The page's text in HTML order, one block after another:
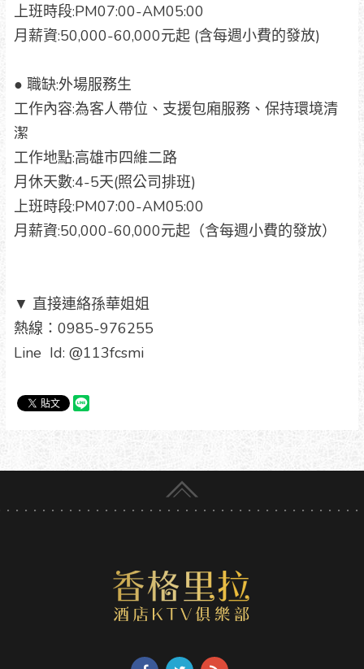
上班時段:PM07:00-AM05:00
月薪資:50,000-60,000元起 (含每週小費的發放)
● 職缺:外場服務生
工作內容:為客人帶位、支援包廂服務、保持環境清
潔
工作地點:高雄市四維二路
月休天數:4-5天(照公司排班)
上班時段:PM07:00-AM05:00
月薪資:50,000-60,000元起（含每週小費的發放）
▼ 直接連絡孫華姐姐
熱線：0985-976255
Line Id: @113fcsmi